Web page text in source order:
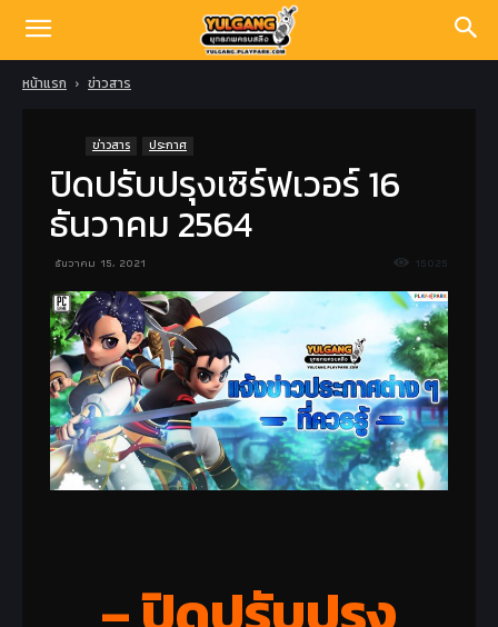
หน้าแรก ข่าวสาร
ข่าวสาร ประกาศ
ปิดปรับปรุงเซิร์ฟเวอร์ 16
ธันวาคม 2564
ธันวาคม 15, 2021 15025